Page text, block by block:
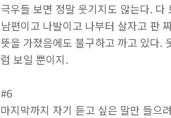
극우들 보면 정말 웃기지도 않는다.
남편이고 나발이고 나부터 살자고 판
뜻을 가졌음에도 불구하고 까고 있다.
럼 보일 뿐이지.
#6
마지막까지 자기 듣고 싶은 말만 들으